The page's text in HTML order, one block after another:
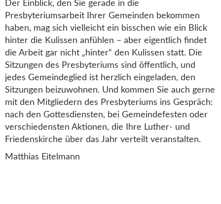
Der Einblick, den Sie gerade in die
Presbyteriumsarbeit Ihrer Gemeinden bekommen
haben, mag sich vielleicht ein bisschen wie ein Blick
hinter die Kulissen anfühlen – aber eigentlich findet
die Arbeit gar nicht „hinter“ den Kulissen statt. Die
Sitzungen des Presbyteriums sind öffentlich, und
jedes Gemeindeglied ist herzlich eingeladen, den
Sitzungen beizuwohnen. Und kommen Sie auch gerne
mit den Mitgliedern des Presbyteriums ins Gespräch:
nach den Gottesdiensten, bei Gemeindefesten oder
verschiedensten Aktionen, die Ihre Luther- und
Friedenskirche über das Jahr verteilt veranstalten.
Matthias Eitelmann